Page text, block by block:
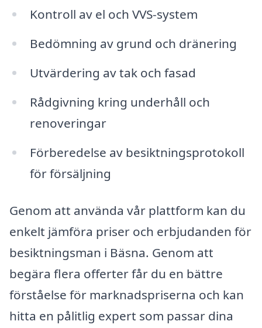
Kontroll av el och VVS-system
Bedömning av grund och dränering
Utvärdering av tak och fasad
Rådgivning kring underhåll och
renoveringar
Förberedelse av besiktningsprotokoll
för försäljning
Genom att använda vår plattform kan du
enkelt jämföra priser och erbjudanden för
besiktningsman i Bäsna. Genom att
begära flera offerter får du en bättre
förståelse för marknadspriserna och kan
hitta en pålitlig expert som passar dina